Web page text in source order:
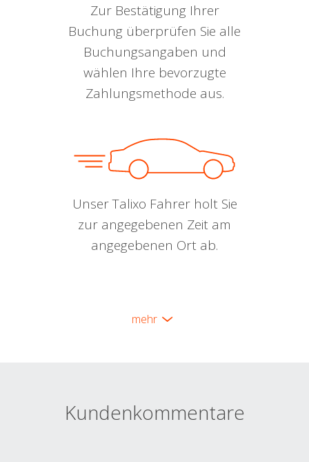
Zur Bestätigung Ihrer
Buchung überprüfen Sie alle
Buchungsangaben und
wählen Ihre bevorzugte
Zahlungsmethode aus.
Unser Talixo Fahrer holt Sie
zur angegebenen Zeit am
angegebenen Ort ab.
mehr
Kundenkommentare